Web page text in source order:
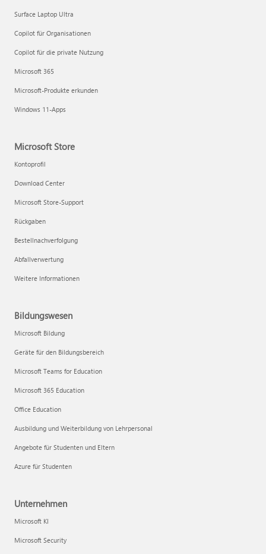
Surface Laptop Ultra
Copilot für Organisationen
Copilot für die private Nutzung
Microsoft 365
Microsoft-Produkte erkunden
Windows 11-Apps
Microsoft Store
Kontoprofil
Download Center
Microsoft Store-Support
Rückgaben
Bestellnachverfolgung
Abfallverwertung
Weitere Informationen
Bildungswesen
Microsoft Bildung
Geräte für den Bildungsbereich
Microsoft Teams for Education
Microsoft 365 Education
Office Education
Ausbildung und Weiterbildung von Lehrpersonal
Angebote für Studenten und Eltern
Azure für Studenten
Unternehmen
Microsoft KI
Microsoft Security